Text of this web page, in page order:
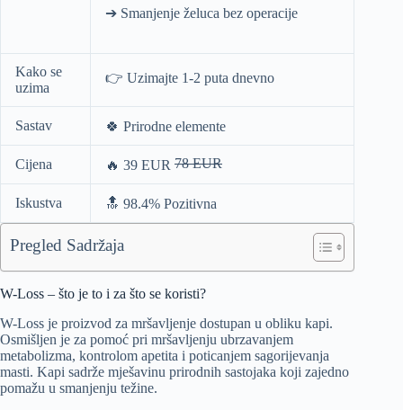
➔ Smanjenje želuca bez operacije
Kako se
uzima
👉 Uzimajte 1-2 puta dnevno
Sastav 🍀 Prirodne elemente
Cijena 🔥 39 EUR 78 EUR
Iskustva 🔝 98.4% Pozitivna
Pregled Sadržaja
W-Loss – što je to i za što se koristi?
W-Loss je proizvod za mršavljenje dostupan u obliku kapi.
Osmišljen je za pomoć pri mršavljenju ubrzavanjem
metabolizma, kontrolom apetita i poticanjem sagorijevanja
masti. Kapi sadrže mješavinu prirodnih sastojaka koji zajedno
pomažu u smanjenju težine.